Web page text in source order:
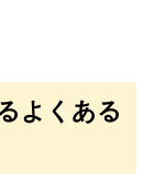
よくある